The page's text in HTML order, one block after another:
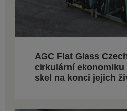
AGC Flat Glass
cirkulární ekonomiku
skel na konci jejich